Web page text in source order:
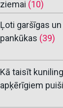
ziemai (10)
Ļoti garšīgas
pankūkas (39)
Kā taisīt
apķērīgiem